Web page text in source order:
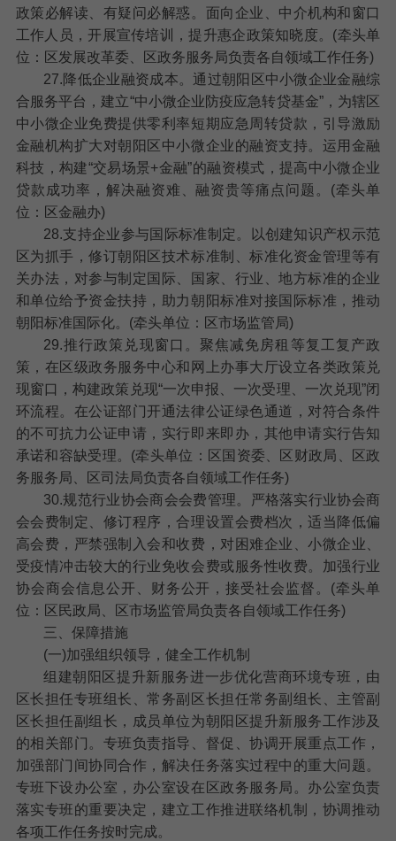
政策必解读、有疑问必解惑。面向企业、中介机构和窗口
工作人员，开展宣传培训，提升惠企政策知晓度。(牵头单
位：区发展改革委、区政务服务局负责各自领域工作任务)
27.降低企业融资成本。通过朝阳区中小微企业金融综
合服务平台，建立“中小微企业防疫应急转贷基金”，为辖区
中小微企业免费提供零利率短期应急周转贷款，引导激励
金融机构扩大对朝阳区中小微企业的融资支持。运用金融
科技，构建“交易场景+金融”的融资模式，提高中小微企业
贷款成功率，解决融资难、融资贵等痛点问题。(牵头单
位：区金融办)
28.支持企业参与国际标准制定。
以创建知识产权示范
区为抓手，修订朝阳区技术标准制、标准化资金管理等有
关办法，对参与制定国际、国家、行业、地方标准的企业
和单位给予资金扶持，助力朝阳标准对接国际标准，推动
朝阳标准国际化。(牵头单位：区市场监管局)
29.推行政策兑现窗口。 聚焦减免房租等复工复产政
策，在区级政务服务中心和网上办事大厅设立各类政策兑
现窗口，构建政策兑现“一次申报、一次受理、一次兑现”闭
环流程。在公证部门开通法律公证绿色通道，对符合条件
的不可抗力公证申请，实行即来即办，其他申请实行告知
承诺和容缺受理。(牵头单位：区国资委、区财政局、区政
务服务局、区司法局负责各自领域工作任务)
30.规范行业协会商会会费管理。
严格落实行业协会商
会会费制定、修订程序，合理设置会费档次，适当降低偏
高会费，严禁强制入会和收费，对困难企业、小微企业、
受疫情冲击较大的行业免收会费或服务性收费。加强行业
协会商会信息公开、财务公开，接受社会监督。(牵头单
位：区民政局、区市场监管局负责各自领域工作任务)
三、保障措施
(一)加强组织领导，健全工作机制
组建朝阳区提升新服务进一步优化营商环境专班，由
区长担任专班组长、常务副区长担任常务副组长、主管副
区长担任副组长，成员单位为朝阳区提升新服务工作涉及
的相关部门。专班负责指导、督促、协调开展重点工作，
加强部门间协同合作，解决任务落实过程中的重大问题。
专班下设办公室，办公室设在区政务服务局。办公室负责
落实专班的重要决定，建立工作推进联络机制，协调推动
各项工作任务按时完成。